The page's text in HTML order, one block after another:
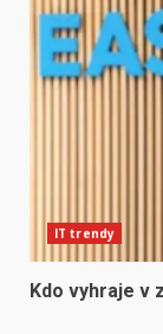
IT trendy
Kdo vyhraje v